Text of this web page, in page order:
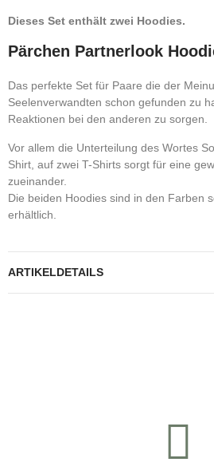
Dieses Set enthält zwei Hoodies.
Pärchen Partnerlook
Das perfekte Set für Paare die der
Seelenverwandten schon gefunden zu
Reaktionen bei den anderen zu sorgen.
Vor allem die Unterteilung des Wortes
Shirt, auf zwei T-Shirts sorgt für eine
zueinander.
Die beiden Hoodies sind in den Farben
erhältlich.
ARTIKELDETAILS